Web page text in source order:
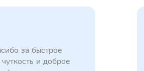
за быстрое
и доброе